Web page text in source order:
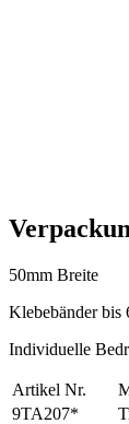
50mm Breite
Klebebänder bis
Individuelle
Artikel Nr.
9TA207*